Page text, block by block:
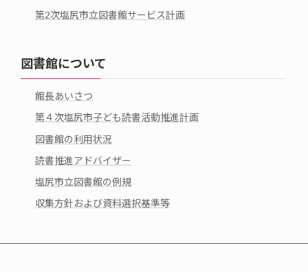
第2次塩尻市立図書館サービス計画
図書館について
館長あいさつ
第４次塩尻市子ども読書活動推進計画
図書館の利用状況
読書推進アドバイザー
塩尻市立図書館の例規
収集方針および資料選択基準等